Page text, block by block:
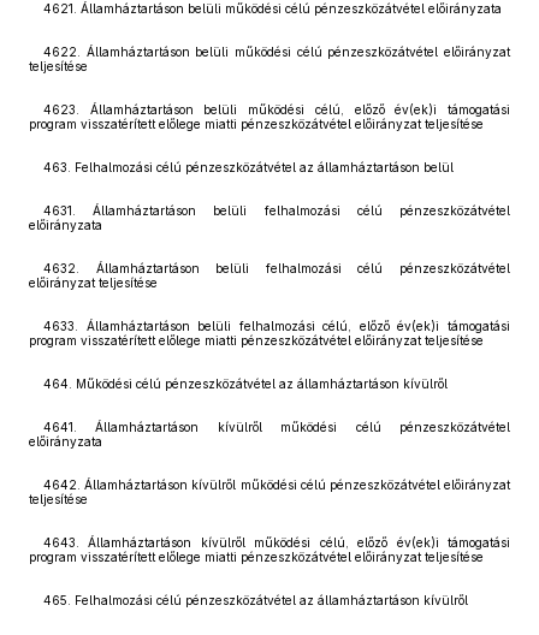
4621. Államháztartáson belüli működési célú pénzeszközátvétel előirányzata
4622. Államháztartáson belüli működési célú pénzeszközátvétel előirányzat
teljesítése
4623. Államháztartáson belüli működési célú, előző év(ek)i támogatási
program visszatérített előlege miatti pénzeszközátvétel előirányzat teljesítése
463. Felhalmozási célú pénzeszközátvétel az államháztartáson belül
4631. Államháztartáson belüli felhalmozási célú pénzeszközátvétel
előirányzata
4632. Államháztartáson belüli felhalmozási célú pénzeszközátvétel
előirányzat teljesítése
4633. Államháztartáson belüli felhalmozási célú, előző év(ek)i támogatási
program visszatérített előlege miatti pénzeszközátvétel előirányzat teljesítése
464. Működési célú pénzeszközátvétel az államháztartáson kívülről
4641. Államháztartáson kívülről működési célú pénzeszközátvétel
előirányzata
4642. Államháztartáson kívülről működési célú pénzeszközátvétel előirányzat
teljesítése
4643. Államháztartáson kívülről működési célú, előző év(ek)i támogatási
program visszatérített előlege miatti pénzeszközátvétel előirányzat teljesítése
465. Felhalmozási célú pénzeszközátvétel az államháztartáson kívülről